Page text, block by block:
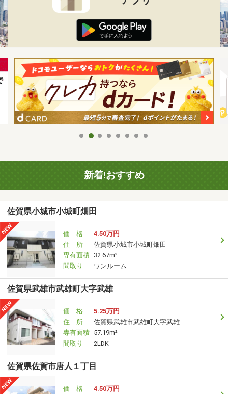
新着!おすすめ
佐賀県小城市小城町畑田
価 格
4.50万円
住 所
佐賀県小城市小城町畑田
専有面積 32.67m²
間取り
ワンルーム
佐賀県武雄市武雄町大字武雄
価 格
5.25万円
住 所
佐賀県武雄市武雄町大字武雄
専有面積 57.19m²
間取り
2LDK
佐賀県佐賀市唐人１丁目
価 格
4.50万円